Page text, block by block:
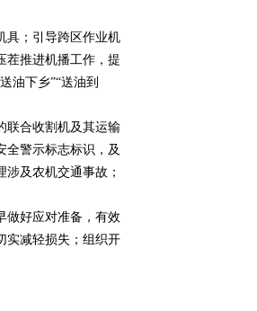
；引导跨区作业机
茬推进机播工作，提
油下乡”“送油到
合收割机及其运输
全警示标志标识，及
及农机交通事故；
好应对准备，有效
实减轻损失；组织开